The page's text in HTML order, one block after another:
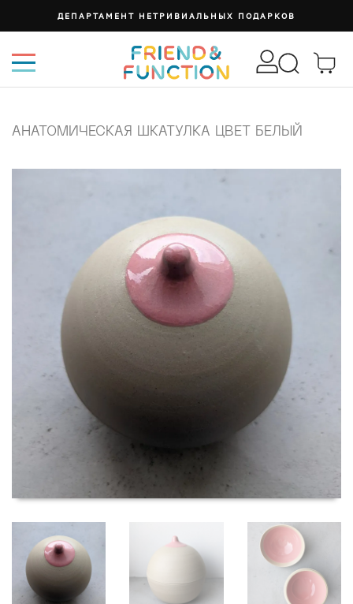
ДЕПАРТАМЕНТ НЕТРИВИАЛЬНЫХ ПОДАРКОВ
АНАТОМИЧЕСКАЯ ШКАТУЛКА ЦВЕТ БЕЛЫЙ